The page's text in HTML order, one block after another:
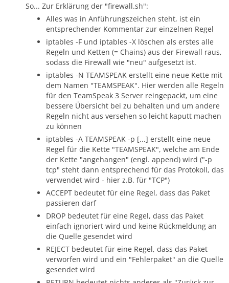
So... Zur Erklärung der "firewall.sh":
Alles was in Anführungszeichen steht, ist ein
entsprechender Kommentar zur einzelnen Regel
iptables -F und iptables -X löschen als erstes alle
Regeln und Ketten (= Chains) aus der Firewall raus,
sodass die Firewall wie "neu" aufgesetzt ist.
iptables -N TEAMSPEAK erstellt eine neue Kette mit
dem Namen "TEAMSPEAK". Hier werden alle Regeln
für den TeamSpeak 3 Server reingepackt, um eine
bessere Übersicht bei zu behalten und um andere
Regeln nicht aus versehen so leicht kaputt machen
zu können
iptables -A TEAMSPEAK -p [...] erstellt eine neue
Regel für die Kette "TEAMSPEAK", welche am Ende
der Kette "angehangen" (engl. append) wird ("-p
tcp" steht dann entsprechend für das Protokoll, das
verwendet wird - hier z.B. für "TCP")
ACCEPT bedeutet für eine Regel, dass das Paket
passieren darf
DROP bedeutet für eine Regel, dass das Paket
einfach ignoriert wird und keine Rückmeldung an
die Quelle gesendet wird
REJECT bedeutet für eine Regel, dass das Paket
verworfen wird und ein "Fehlerpaket" an die Quelle
gesendet wird